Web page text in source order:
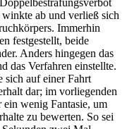
ab und verließ sich
Immerhin
festgestellt, beide
Anders hingegen das
das Verfahren einstellte.
sich auf einer Fahrt
dar; im vorliegenden
ein wenig Fantasie, um
zu bewerten. So sei